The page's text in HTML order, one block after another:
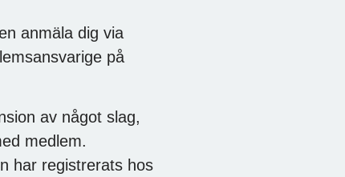
anmäla dig via
på
av något slag,
medlem.
har registrerats hos